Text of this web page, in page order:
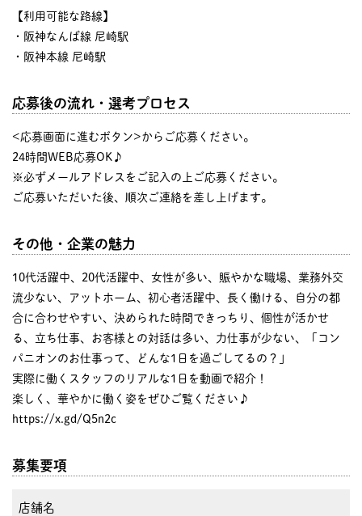
【利用可能な路線】
・阪神なんば線 尼崎駅
・阪神本線 尼崎駅
応募後の流れ・選考プロセス
<応募画面に進むボタン>からご応募ください。
24時間WEB応募OK♪
※必ずメールアドレスをご記入の上ご応募ください。
ご応募いただいた後、順次ご連絡を差し上げます。
その他・企業の魅力
10代活躍中、20代活躍中、女性が多い、賑やかな職場、業務外交
流少ない、アットホーム、初心者活躍中、長く働ける、自分の都
合に合わせやすい、決められた時間できっちり、個性が活かせ
る、立ち仕事、お客様との対話は多い、力仕事が少ない、「コン
パニオンのお仕事って、どんな1日を過ごしてるの？」
実際に働くスタッフのリアルな1日を動画で紹介！
楽しく、華やかに働く姿をぜひご覧ください♪
https://x.gd/Q5n2c
募集要項
店舗名